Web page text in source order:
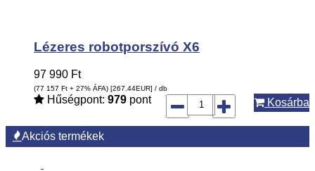
Lézeres robotporszívó X6
97 990 Ft
(77 157 Ft + 27% ÁFA) [267.44EUR] / db
Hűségpont: 979 pont Kosárba
Akciós termékek